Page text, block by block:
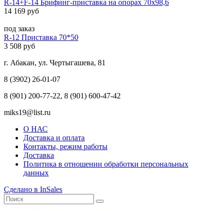
R-14+F-14 Брифинг-приставка на опорах 70х98,6
14 169 руб
под заказ
R-12 Приставка 70*50
3 508 руб
г. Абакан, ул. Чертыгашева, 81
8 (3902) 26-01-07
8 (901) 200-77-22, 8 (901) 600-47-42
miks19@list.ru
О НАС
Доставка и оплата
Контакты, режим работы
Доставка
Политика в отношении обработки персональных
данных
Сделано в InSales